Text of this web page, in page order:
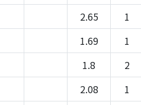
2.65 1
1.69 1
1.8 2
2.08 1